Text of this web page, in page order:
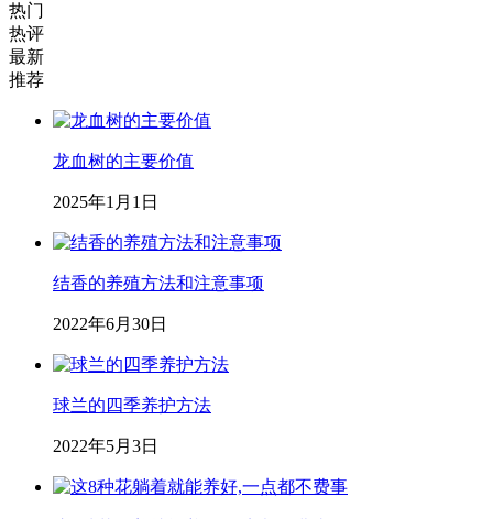
热门
热评
最新
推荐
龙血树的主要价值
2025年1月1日
结香的养殖方法和注意事项
2022年6月30日
球兰的四季养护方法
2022年5月3日